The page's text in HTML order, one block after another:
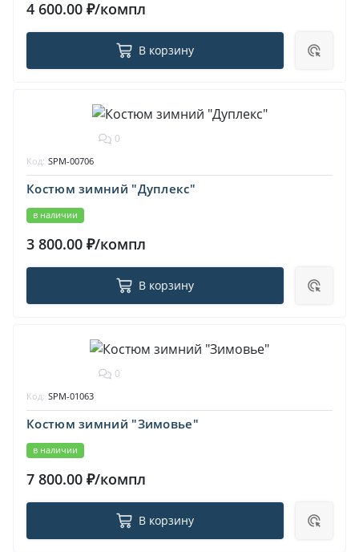
4 600.00 ₽/компл
В корзину
0
Костюм зимний "Дуплекс"
в наличии
Код: SPM-00706
3 800.00 ₽/компл
В корзину
0
Костюм зимний "Зимовье"
в наличии
Код: SPM-01063
7 800.00 ₽/компл
В корзину